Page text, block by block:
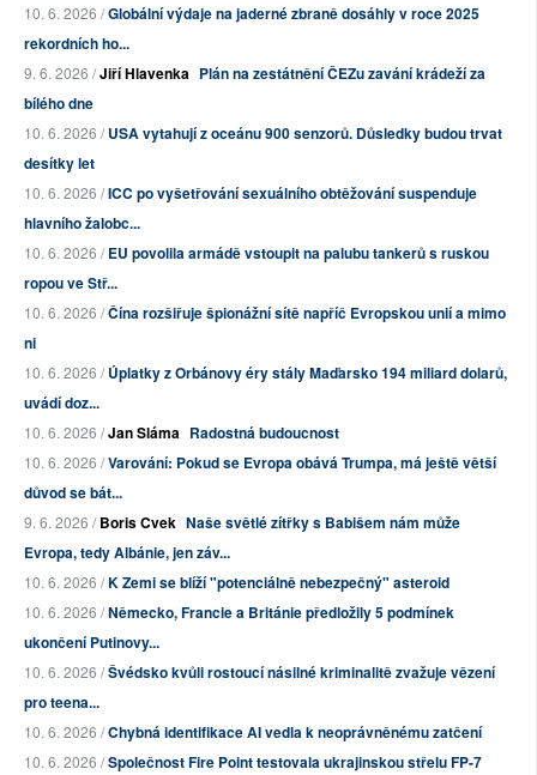
10. 6. 2026 /Globální výdaje na jaderné zbraně dosáhly v roce 2025
rekordních ho...
9. 6. 2026 /Jiří Hlavenka Plán na zestátnění ČEZu zavání krádeží za
bílého dne
10. 6. 2026 /USA vytahují z oceánu 900 senzorů. Důsledky budou trvat
desítky let
10. 6. 2026 /ICC po vyšetřování sexuálního obtěžování suspenduje
hlavního žalobc...
10. 6. 2026 /EU povolila armádě vstoupit na palubu tankerů s ruskou
ropou ve Stř...
10. 6. 2026 /Čína rozšiřuje špionážní sítě napříč Evropskou unií a mimo
ni
10. 6. 2026 /Úplatky z Orbánovy éry stály Maďarsko 194 miliard dolarů,
uvádí doz...
10. 6. 2026 /Jan Sláma Radostná budoucnost
10. 6. 2026 /Varování: Pokud se Evropa obává Trumpa, má ještě větší
důvod se bát...
9. 6. 2026 /Boris Cvek Naše světlé zítřky s Babišem nám může
Evropa, tedy Albánie, jen záv...
10. 6. 2026 /K Zemi se blíží "potenciálně nebezpečný" asteroid
10. 6. 2026 /Německo, Francie a Británie předložily 5 podmínek
ukončení Putinovy...
10. 6. 2026 /Švédsko kvůli rostoucí násilné kriminalitě zvažuje vězení
pro teena...
10. 6. 2026 /Chybná identifikace AI vedla k neoprávněnému zatčení
10. 6. 2026 /Společnost Fire Point testovala ukrajinskou střelu FP-7